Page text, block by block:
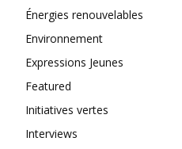
Énergies renouvelables
Environnement
Expressions Jeunes
Featured
Initiatives vertes
Interviews